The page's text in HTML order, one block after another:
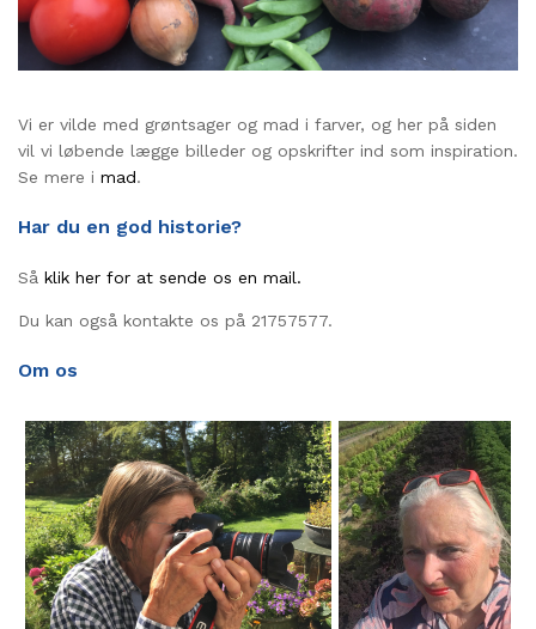
Vi er vilde med grøntsager og mad i farver, og her på siden
vil vi løbende lægge billeder og opskrifter ind som inspiration.
Se mere i mad.
Har du en god historie?
Så klik her for at sende os en mail.
Du kan også kontakte os på 21757577.
Om os